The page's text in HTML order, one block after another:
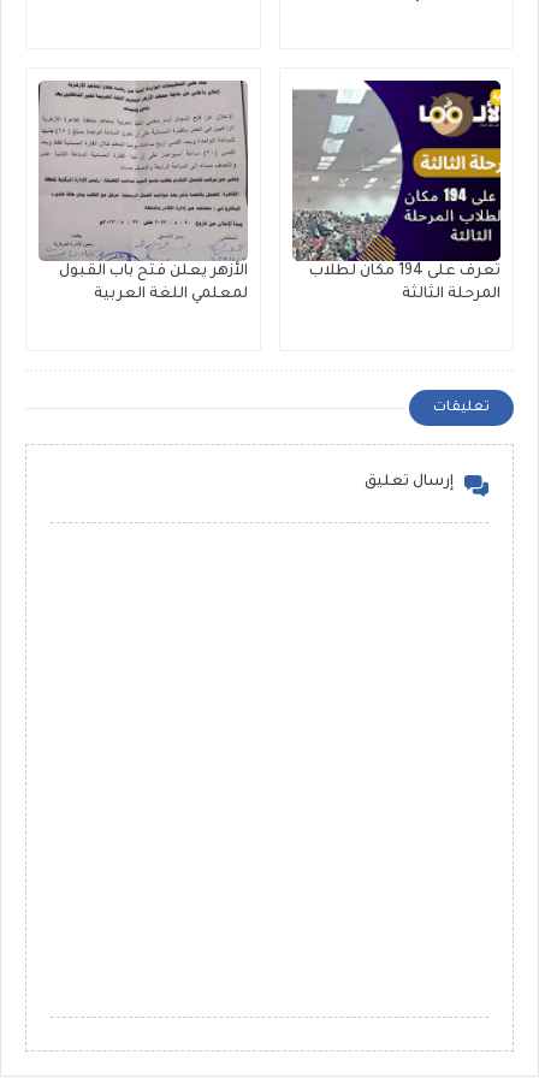
تعرف على 194 مكان لطلاب
المرحلة الثالثة
الأزهر يعلن فتح باب القبول
لمعلمي اللغة العربية
تعليقات
إرسال تعليق